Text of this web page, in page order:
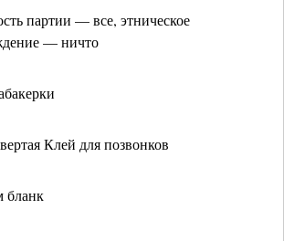
партии — все, этническое
— ничто
Клей для позвонков
бланк